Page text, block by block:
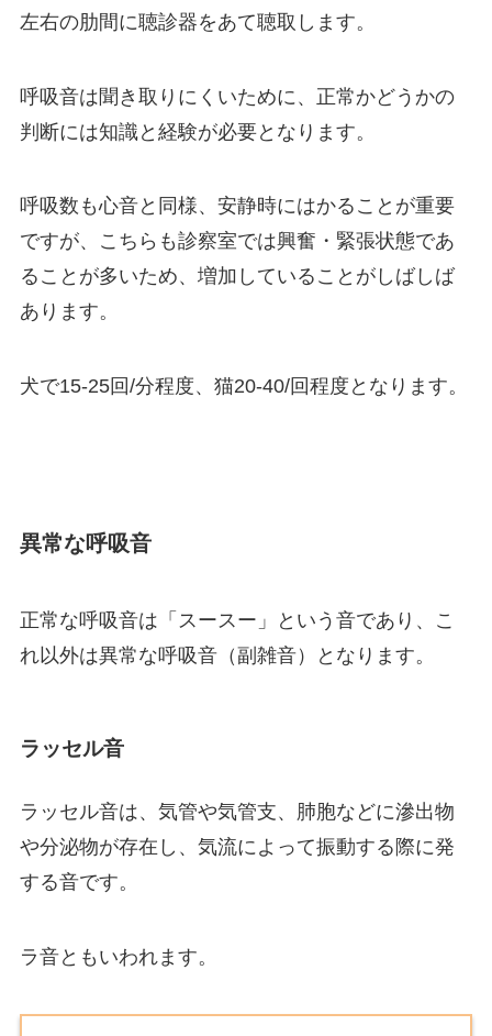
左右の肋間に聴診器をあて聴取します。
呼吸音は聞き取りにくいために、正常かどうかの
判断には知識と経験が必要となります。
呼吸数も心音と同様、安静時にはかることが重要
ですが、こちらも診察室では興奮・緊張状態であ
ることが多いため、増加していることがしばしば
あります。
犬で15-25回/分程度、猫20-40/回程度となります。
異常な呼吸音
正常な呼吸音は「スースー」という音であり、こ
れ以外は異常な呼吸音（副雑音）となります。
ラッセル音
ラッセル音は、気管や気管支、肺胞などに滲出物
や分泌物が存在し、気流によって振動する際に発
する音です。
ラ音ともいわれます。